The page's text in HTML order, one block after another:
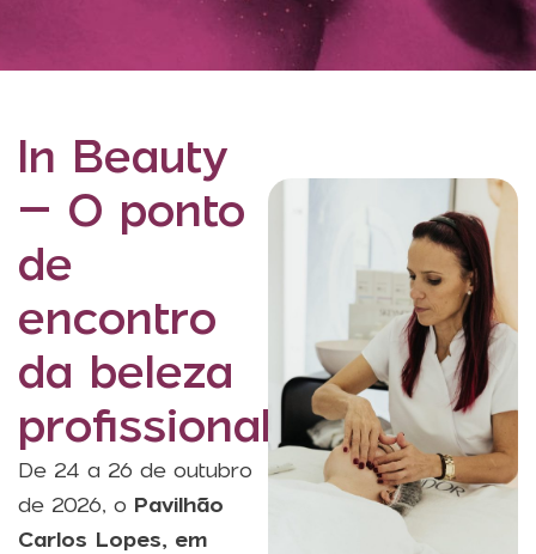
In Beauty
– O ponto
de
encontro
da beleza
profissional
De 24 a 26 de outubro
de 2026, o Pavilhão
Carlos Lopes, em